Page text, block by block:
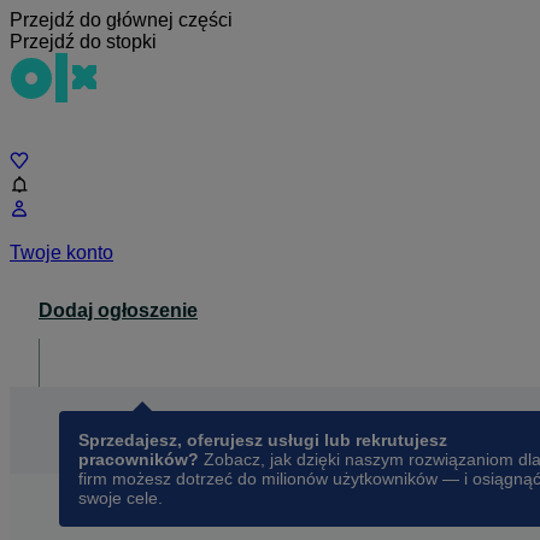
Przejdź do głównej części
Przejdź do stopki
Twoje konto
Dodaj ogłoszenie
Sprzedajesz, oferujesz usługi lub rekrutujesz
pracowników? Zobacz, jak dzięki naszym rozwiązaniom dla
firm możesz dotrzeć do milionów użytkowników — i osiągnąć
swoje cele.